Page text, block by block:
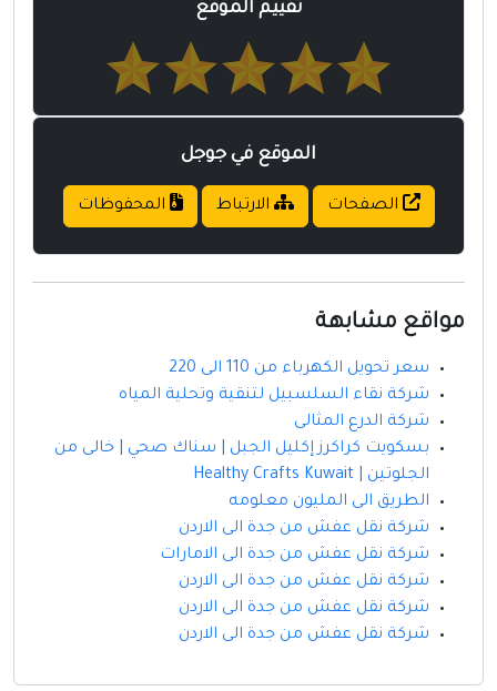
تقييم الموقع
الموقع في جوجل
الصفحات الارتباط المحفوظات
مواقع مشابهة
سعر تحويل الكهرباء من 110 الى 220
شركة نقاء السلسبيل لتنقية وتحلية المياه
شركة الدرع المثالى
بسكويت كراكرز إكليل الجبل | سناك صحي | خالى من
الجلوتين | Healthy Crafts Kuwait
الطريق الى المليون معلومه
شركة نقل عفش من جدة الى الاردن
شركة نقل عفش من جدة الى الامارات
شركة نقل عفش من جدة الى الاردن
شركة نقل عفش من جدة الى الاردن
شركة نقل عفش من جدة الى الاردن